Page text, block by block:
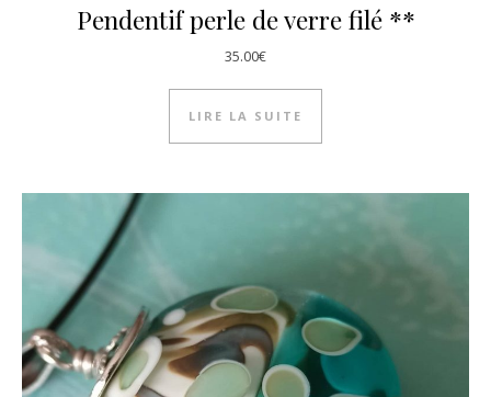
Pendentif perle de verre filé **
35.00€
LIRE LA SUITE